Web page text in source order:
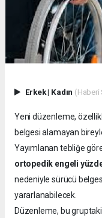
Erkek| Kadın (Haberi
Yeni düzenleme,
belgesi alamayan
Yayımlanan tebliğe
ortopedik engeli
nedeniyle sürücü
yararlanabilecek.
Düzenleme, bu